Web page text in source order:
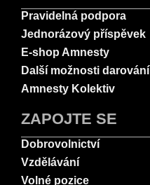
Pravidelná podpora
Jednorázový příspěvek
E-shop Amnesty
Další možnosti darování
Amnesty Kolektiv
ZAPOJTE SE
Dobrovolnictví
Vzdělávání
Volné pozice